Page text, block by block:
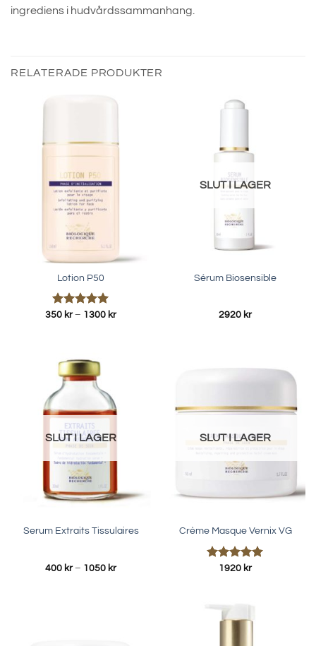
ingrediens i hudvårdssammanhang.
RELATERADE PRODUKTER
Lotion P50
Betygsatt
350 kr – 1300 krPrisintervall:
SLUT I LAGER
Sérum Biosensible
2920 kr
SLUT I LAGER
Serum Extraits Tissulaires
400 kr – 1050 krPrisintervall:
SLUT I LAGER
Crème Masque Vernix VG
Betygsatt
1920 kr